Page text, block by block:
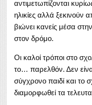
αντιμετωπίζονται
ηλικίες αλλά
βιώνει κανείς μέσα
στον δρόμο.
Οι καλοί τρόποι στο
το… παρελθόν. Δεν
σύγχρονο παιδί και το
διαμορφωθεί τα